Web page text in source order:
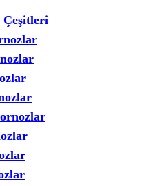
Çeşitleri